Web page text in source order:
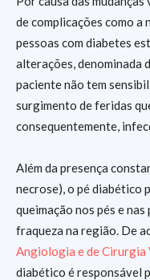
de complicações como a
pessoas com diabetes
alterações, denominada
paciente não tem
surgimento de feridas
consequentemente,
Além da presença
necrose), o pé diabético
queimação nos pés e
fraqueza na região. De
Angiologia e de Cirurgia
diabético é responsável